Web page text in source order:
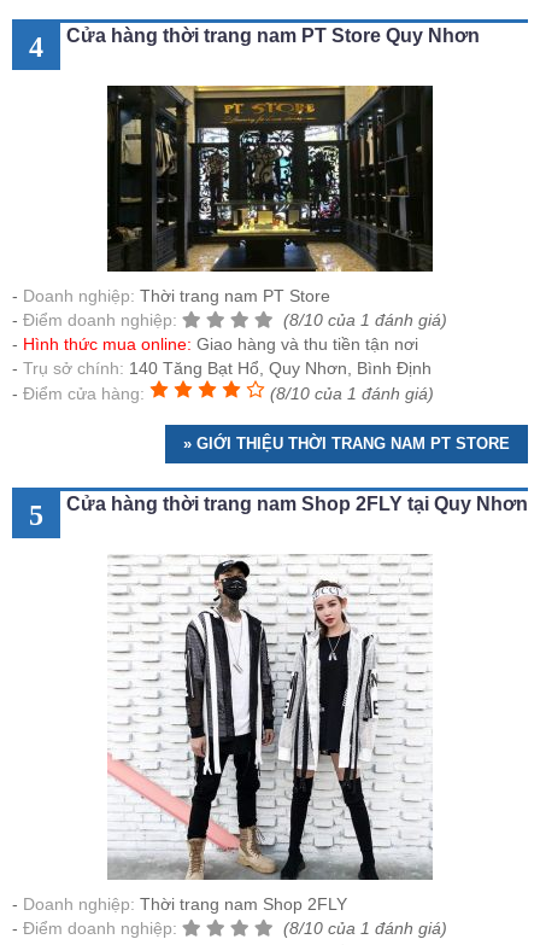
4 Cửa hàng thời trang nam PT Store Quy Nhơn
Doanh nghiệp: Thời trang nam PT Store
Điểm doanh nghiệp:
(8/10 của 1 đánh giá)
Hình thức mua online: Giao hàng và thu tiền tận nơi
Trụ sở chính: 140 Tăng Bạt Hổ, Quy Nhơn, Bình Định
Điểm cửa hàng:
(8/10 của 1 đánh giá)
» GIỚI THIỆU THỜI TRANG NAM PT STORE
5 Cửa hàng thời trang nam Shop 2FLY tại Quy Nhơn
Doanh nghiệp: Thời trang nam Shop 2FLY
Điểm doanh nghiệp:
(8/10 của 1 đánh giá)